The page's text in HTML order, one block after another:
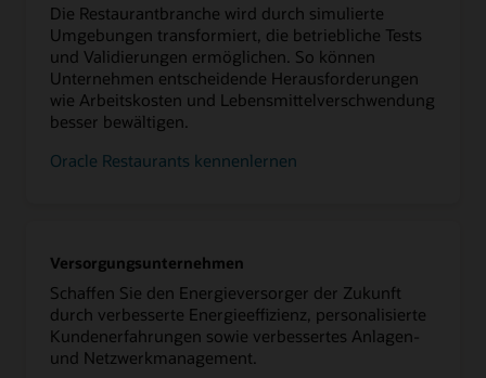
Die Restaurantbranche wird durch simulierte
Umgebungen transformiert, die betriebliche Tests
und Validierungen ermöglichen. So können
Unternehmen entscheidende Herausforderungen
wie Arbeitskosten und Lebensmittelverschwendung
besser bewältigen.
Oracle Restaurants kennenlernen
Versorgungsunternehmen
Schaffen Sie den Energieversorger der Zukunft
durch verbesserte Energieeffizienz, personalisierte
Kundenerfahrungen sowie verbessertes Anlagen-
und Netzwerkmanagement.